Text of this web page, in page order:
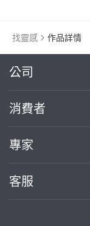
找靈感 作品詳情
公司
關於我們
部落格
加入我們
消費者
買服務
熱門服務
專家
案件中心
客服
繼續完成